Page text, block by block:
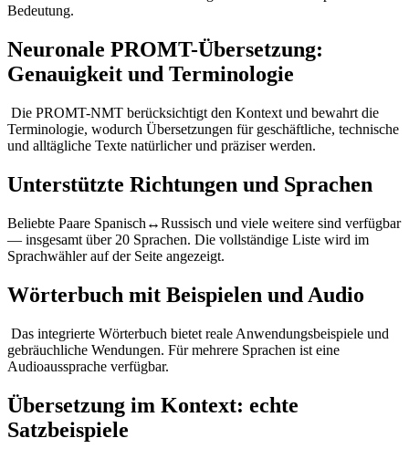
Bedeutung.
Neuronale PROMT-Übersetzung:
Genauigkeit und Terminologie
Die PROMT-NMT berücksichtigt den Kontext und bewahrt die
Terminologie, wodurch Übersetzungen für geschäftliche, technische
und alltägliche Texte natürlicher und präziser werden.
Unterstützte Richtungen und Sprachen
Beliebte Paare Spanisch↔Russisch und viele weitere sind verfügbar
— insgesamt über 20 Sprachen. Die vollständige Liste wird im
Sprachwähler auf der Seite angezeigt.
Wörterbuch mit Beispielen und Audio
Das integrierte Wörterbuch bietet reale Anwendungsbeispiele und
gebräuchliche Wendungen. Für mehrere Sprachen ist eine
Audioaussprache verfügbar.
Übersetzung im Kontext: echte
Satzbeispiele